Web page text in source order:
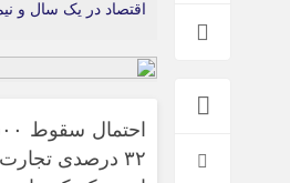
اقتصاد در یک سال و